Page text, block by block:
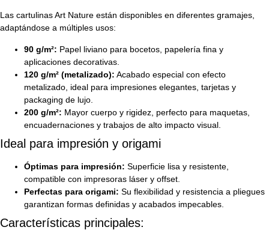
Las cartulinas Art Nature están disponibles en diferentes gramajes,
adaptándose a múltiples usos:
90 g/m²: Papel liviano para bocetos, papelería fina y
aplicaciones decorativas.
120 g/m² (metalizado): Acabado especial con efecto
metalizado, ideal para impresiones elegantes, tarjetas y
packaging de lujo.
200 g/m²: Mayor cuerpo y rigidez, perfecto para maquetas,
encuadernaciones y trabajos de alto impacto visual.
Ideal para impresión y origami
Óptimas para impresión: Superficie lisa y resistente,
compatible con impresoras láser y offset.
Perfectas para origami: Su flexibilidad y resistencia a pliegues
garantizan formas definidas y acabados impecables.
Características principales: